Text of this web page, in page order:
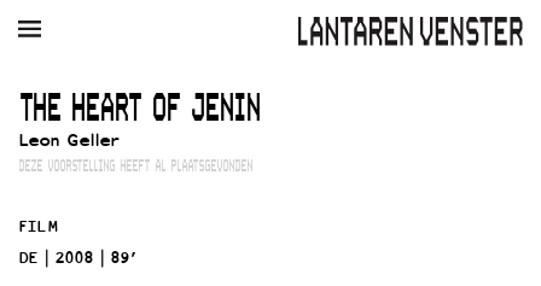
AGENDA FILM MUZIEK RESTAURANT
Winkelmandje
Zoek
Openingstijden & contact
Bereikbaarheid
THE HEART OF JENIN
Leon Geller
DEZE VOORSTELLING HEEFT AL PLAATSGEVONDEN
FILM
DE
2008
89’